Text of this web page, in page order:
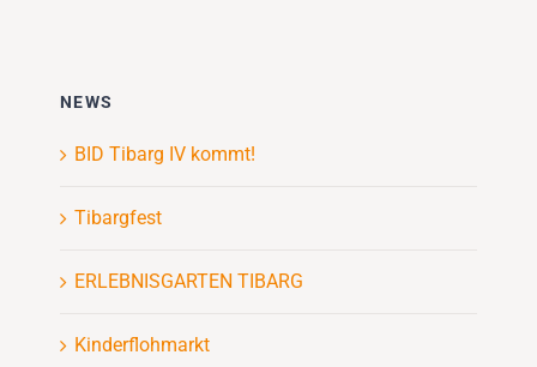
NEWS
BID Tibarg IV kommt!
Tibargfest
ERLEBNISGARTEN TIBARG
Kinderflohmarkt